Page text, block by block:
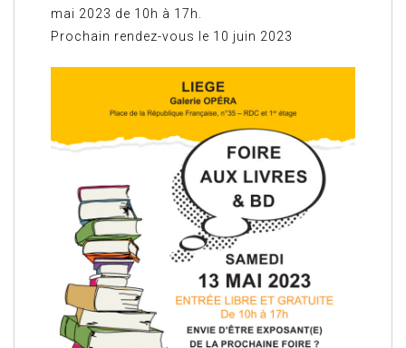
mai 2023 de 10h à 17h.
Prochain rendez-vous le 10 juin 2023